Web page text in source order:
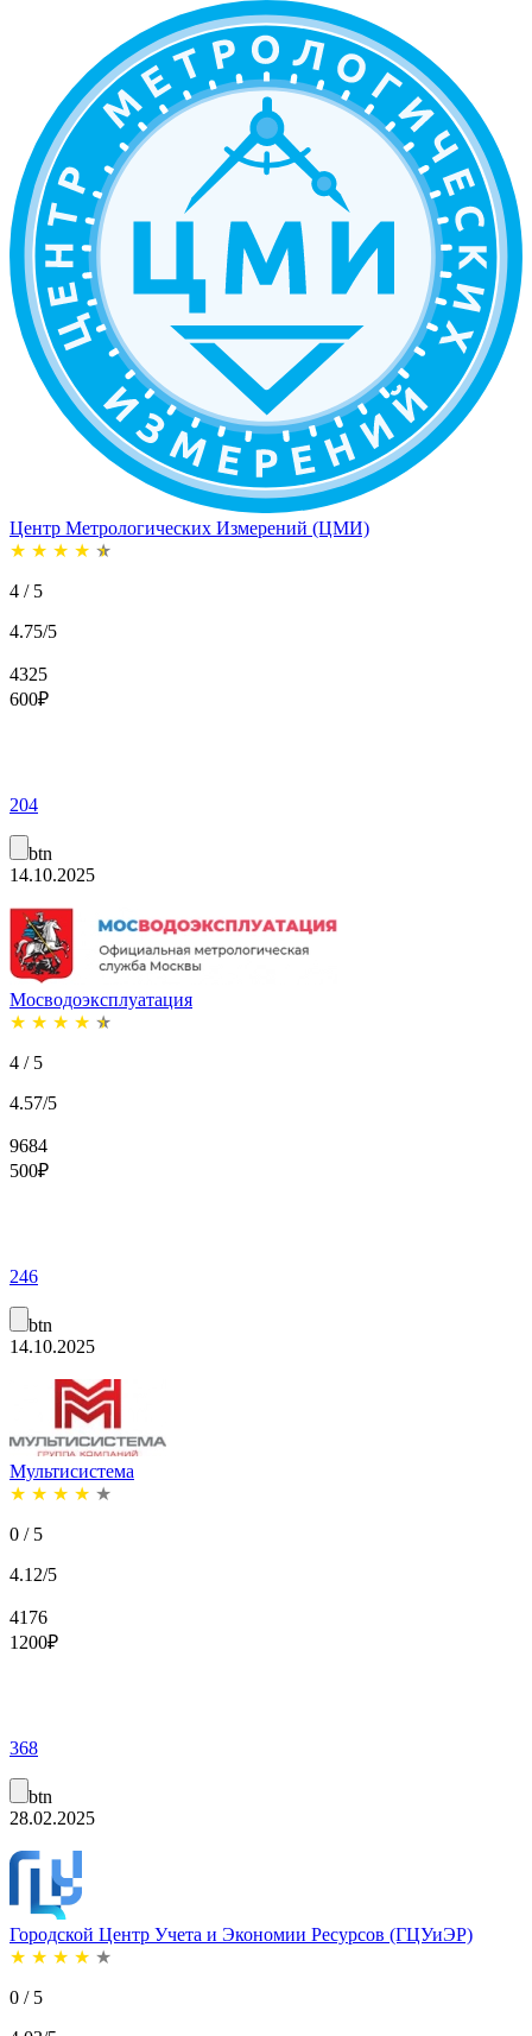
Центр Метрологических Измерений (ЦМИ)
★ ★ ★ ★ ★
4 / 5
4.75/5
4325
600₽
204
btn
14.10.2025
Мосводоэксплуатация
★ ★ ★ ★ ★
4 / 5
4.57/5
9684
500₽
246
btn
14.10.2025
Мультисистема
★ ★ ★ ★ ★
0 / 5
4.12/5
4176
1200₽
368
btn
28.02.2025
Городской Центр Учета и Экономии Ресурсов (ГЦУиЭР)
★ ★ ★ ★ ★
0 / 5